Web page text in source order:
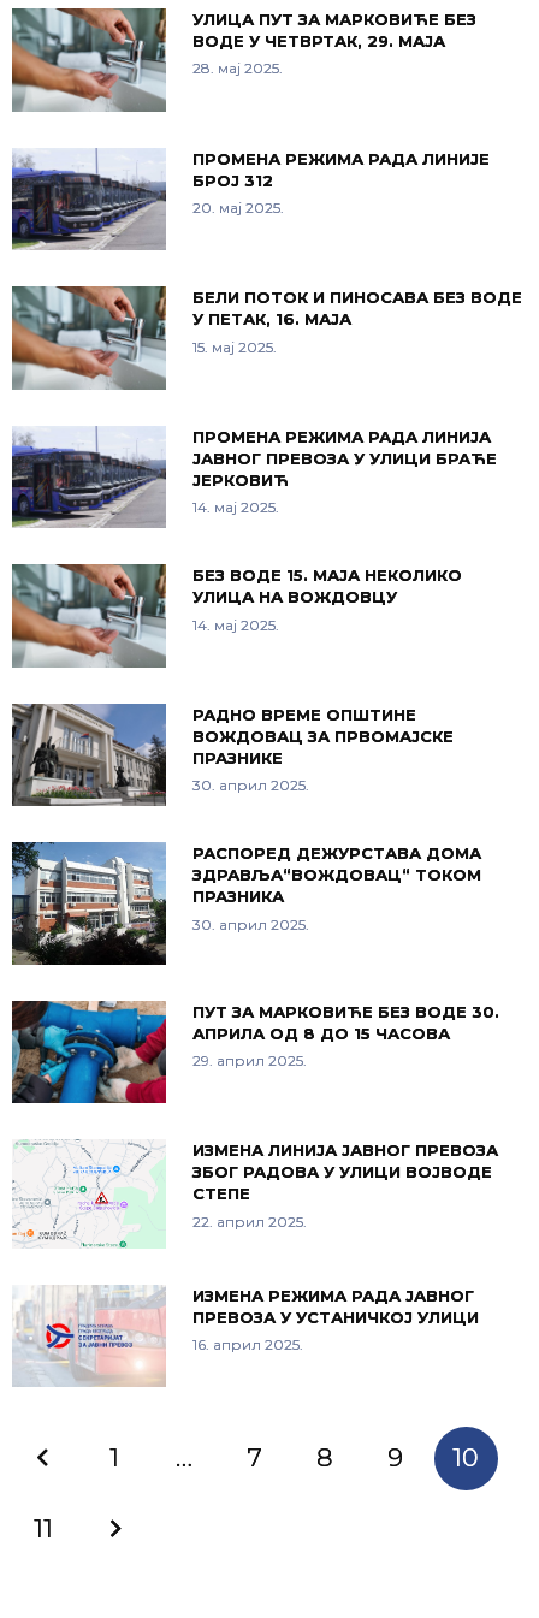
УЛИЦА ПУТ ЗА МАРКОВИЋЕ БЕЗ
ВОДЕ У ЧЕТВРТАК, 29. МАЈА
28. мај 2025.
ПРОМЕНА РЕЖИМА РАДА ЛИНИЈЕ
БРОЈ 312
20. мај 2025.
БЕЛИ ПОТОК И ПИНОСАВА БЕЗ ВОДЕ
У ПЕТАК, 16. МАЈА
15. мај 2025.
ПРОМЕНА РЕЖИМА РАДА ЛИНИЈА
ЈАВНОГ ПРЕВОЗА У УЛИЦИ БРАЋЕ
ЈЕРКОВИЋ
14. мај 2025.
БЕЗ ВОДЕ 15. МАЈА НЕКОЛИКО
УЛИЦА НА ВОЖДОВЦУ
14. мај 2025.
РАДНО ВРЕМЕ ОПШТИНЕ
ВОЖДОВАЦ ЗА ПРВОМАЈСКЕ
ПРАЗНИКЕ
30. април 2025.
РАСПОРЕД ДЕЖУРСТАВА ДОМА
ЗДРАВЉА“ВОЖДОВАЦ“ ТОКОМ
ПРАЗНИКА
30. април 2025.
ПУТ ЗА МАРКОВИЋЕ БЕЗ ВОДЕ 30.
АПРИЛА ОД 8 ДО 15 ЧАСОВА
29. април 2025.
ИЗМЕНА ЛИНИЈА ЈАВНОГ ПРЕВОЗА
ЗБОГ РАДОВА У УЛИЦИ ВОЈВОДЕ
СТЕПЕ
22. април 2025.
ИЗМЕНА РЕЖИМА РАДА ЈАВНОГ
ПРЕВОЗА У УСТАНИЧКОЈ УЛИЦИ
16. април 2025.
1 … 7 8 9 10
11